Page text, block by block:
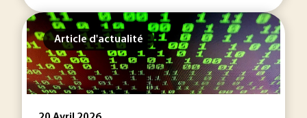
Article d'actualité